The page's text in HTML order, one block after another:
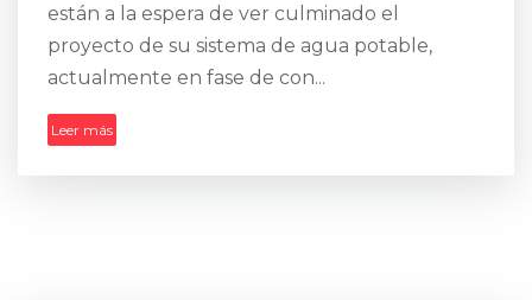
están a la espera de ver culminado el
proyecto de su sistema de agua potable,
actualmente en fase de con...
Leer más